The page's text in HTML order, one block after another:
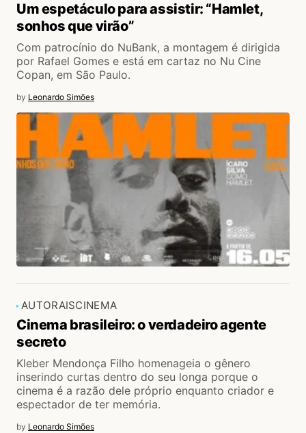
Um espetáculo para assistir: “Hamlet,
sonhos que virão”
Com patrocínio do NuBank, a montagem é dirigida
por Rafael Gomes e está em cartaz no Nu Cine
Copan, em São Paulo.
by Leonardo Simões
AUTORAISCINEMA
Cinema brasileiro: o verdadeiro agente
secreto
Kleber Mendonça Filho homenageia o gênero
inserindo curtas dentro do seu longa porque o
cinema é a razão dele próprio enquanto criador e
espectador de ter memória.
by Leonardo Simões